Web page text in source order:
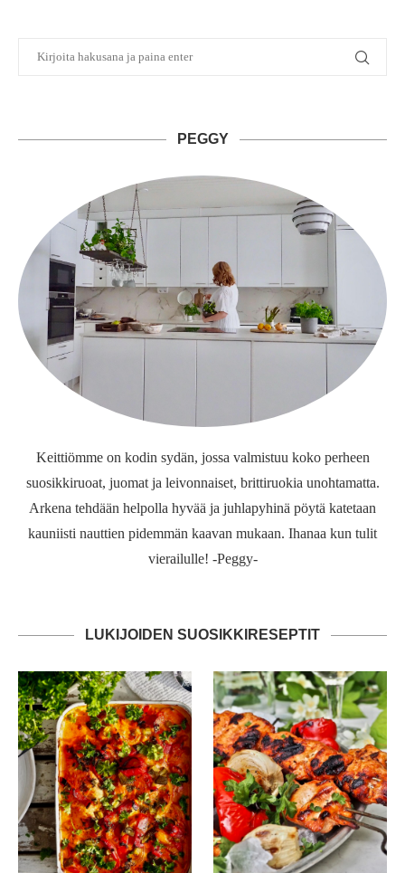
PEGGY
Keittiömme on kodin sydän, jossa valmistuu koko perheen
suosikkiruoat, juomat ja leivonnaiset, brittiruokia unohtamatta.
Arkena tehdään helpolla hyvää ja juhlapyhinä pöytä katetaan
kauniisti nauttien pidemmän kaavan mukaan. Ihanaa kun tulit
vierailulle! -Peggy-
LUKIJOIDEN SUOSIKKIRESEPTIT